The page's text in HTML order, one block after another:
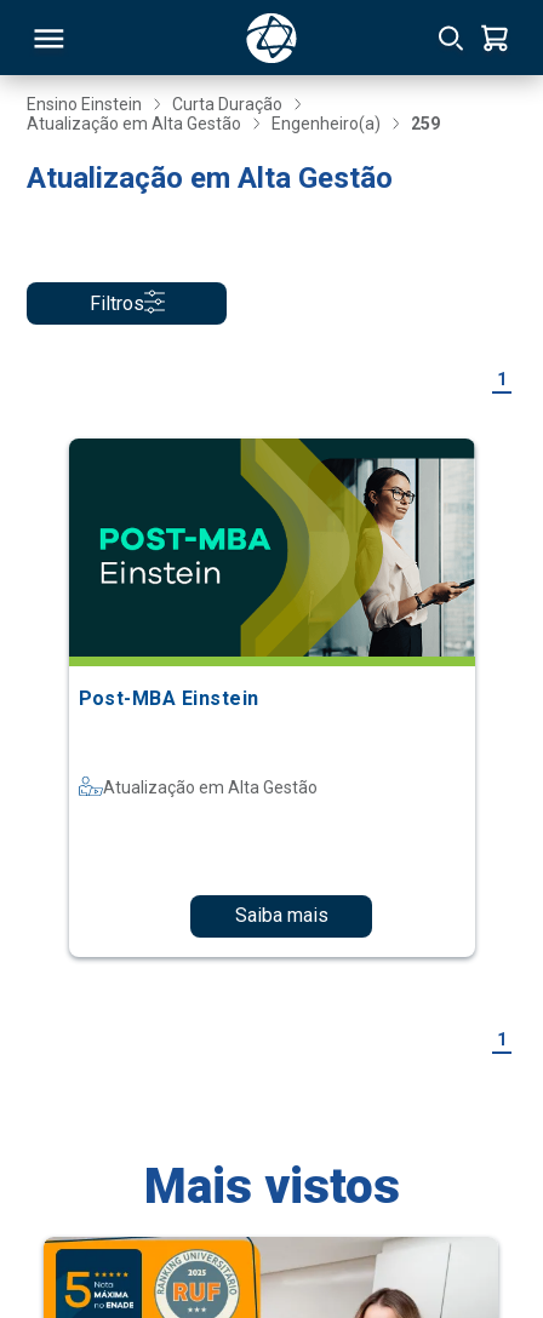
Ensino Einstein
Curta Duração
Atualização em Alta Gestão
Engenheiro(a) 259
Atualização em Alta Gestão
Filtros
1
Post-MBA Einstein
Atualização em Alta Gestão
Saiba mais
1
Mais vistos